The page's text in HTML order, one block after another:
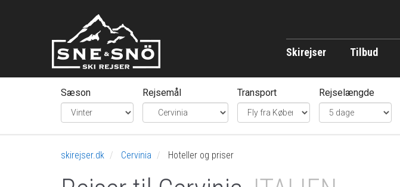
Skirejser Tilbud
Sæson Rejsemål Transport Rejselængde
skirejser.dk Cervinia Hoteller og priser